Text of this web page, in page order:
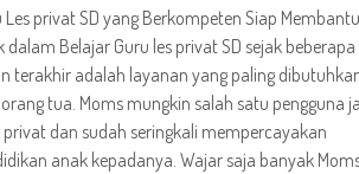
Les privat SD yang Berkompeten Siap Membantu
dalam Belajar Guru les privat SD sejak beberapa
terakhir adalah layanan yang paling
tua. Moms mungkin salah satu pengguna
privat dan sudah seringkali mempercayakan
anak kepadanya. Wajar saja banyak